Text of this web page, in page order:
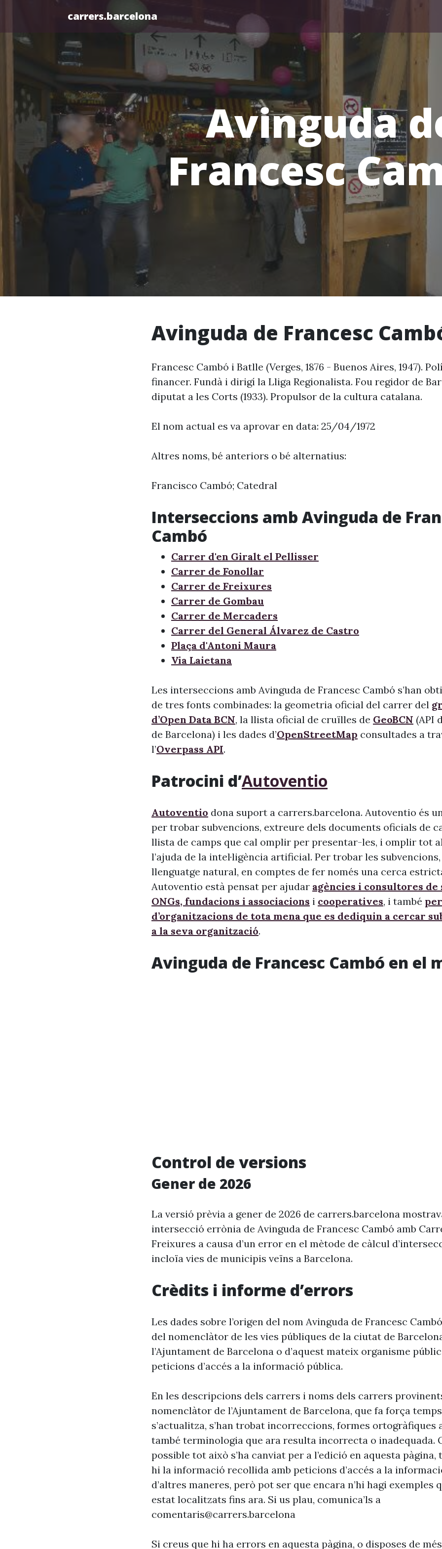
carrers.barcelona
Avinguda
Francesc
Avinguda de Francesc
Francesc Cambó i Batlle (Verges, 1876 - Buenos Aires, 1947).
financer. Fundà i dirigí la Lliga Regionalista. Fou regidor de
diputat a les Corts (1933). Propulsor de la cultura catalana.
El nom actual es va aprovar en data: 25/04/1972
Altres noms, bé anteriors o bé alternatius:
Francisco Cambó; Catedral
Interseccions amb Avinguda de
Cambó
Carrer d'en Giralt el Pellisser
Carrer de Fonollar
Carrer de Freixures
Carrer de Gombau
Carrer de Mercaders
Carrer del General Álvarez de Castro
Plaça d'Antoni Maura
Via Laietana
Les interseccions amb Avinguda de Francesc Cambó s’han
de tres fonts combinades: la geometria oficial del carrer del
d’Open Data BCN, la llista oficial de cruïlles de GeoBCN (API
de Barcelona) i les dades d’OpenStreetMap consultades a
l’Overpass API.
Patrocini d’Autoventio
Autoventio dona suport a carrers.barcelona. Autoventio és
per trobar subvencions, extreure dels documents oficials de
llista de camps que cal omplir per presentar-les, i omplir tot
l’ajuda de la intel·ligència artificial. Per trobar les
llenguatge natural, en comptes de fer només una cerca
Autoventio està pensat per ajudar agències i consultores de
ONGs, fundacions i associacions i cooperatives, i també
d’organitzacions de tota mena que es dediquin a cercar
a la seva organització.
Avinguda de Francesc Cambó en el
Control de versions
Gener de 2026
La versió prèvia a gener de 2026 de carrers.barcelona
intersecció errònia de Avinguda de Francesc Cambó amb
Freixures a causa d’un error en el mètode de càlcul
incloïa vies de municipis veïns a Barcelona.
Crèdits i informe d’errors
Les dades sobre l’origen del nom Avinguda de Francesc
del nomenclàtor de les vies públiques de la ciutat de
l’Ajuntament de Barcelona o d’aquest mateix organisme
peticions d’accés a la informació pública.
En les descripcions dels carrers i noms dels carrers
nomenclàtor de l’Ajuntament de Barcelona, que fa força
s’actualitza, s’han trobat incorreccions, formes ortogràfiques
també terminologia que ara resulta incorrecta o inadequada.
possible tot això s’ha canviat per a l’edició en aquesta
hi la informació recollida amb peticions d’accés a la
d’altres maneres, però pot ser que encara n’hi hagi exemples
estat localitzats fins ara. Si us plau, comunica’ls a
comentaris@carrers.barcelona
Si creus que hi ha errors en aquesta pàgina, o disposes de